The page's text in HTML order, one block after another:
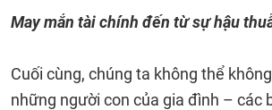
May mắn tài chính đến từ sự hậu
Cuối cùng, chúng ta không thể
những người con của gia đình – các